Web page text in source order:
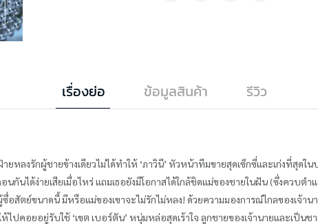
เรื่องย่อ ข้อมูลสินค้า รีวิว
ยหลงรักผู้ชายข้างเดียวไม่ได้ทำให้ ‘ภาวินี’ หัวหน้าทีมขายสุดเซ็กซี่และเก่งที่สุดใ
นกันได้ง่ายเสียเมื่อไหร่ แถมเธอยังมีโอกาสได้ใกล้ชิดแม่ของชายในฝัน (ซึ่งควบต
ซื่อสัตย์ขนาดนี้ มีหรือแม่ของเขาจะไม่รักไม่หลง! ด้วยความมองการณ์ไกลของเจ้า
ไปคอยอยู่รับใช้ ‘เขต เบอร์ตัน’ หนุ่มหล่อสุดเร้าใจ ลูกชายของเจ้านายและเป็น